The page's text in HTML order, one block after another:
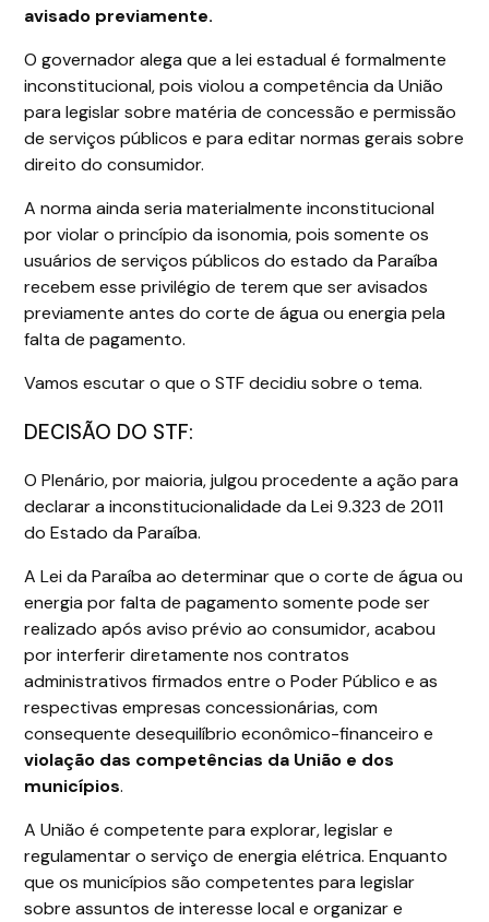
avisado previamente.
O governador alega que a lei estadual é formalmente
inconstitucional, pois violou a competência da União
para legislar sobre matéria de concessão e permissão
de serviços públicos e para editar normas gerais sobre
direito do consumidor.
A norma ainda seria materialmente inconstitucional
por violar o princípio da isonomia, pois somente os
usuários de serviços públicos do estado da Paraíba
recebem esse privilégio de terem que ser avisados
previamente antes do corte de água ou energia pela
falta de pagamento.
Vamos escutar o que o STF decidiu sobre o tema.
DECISÃO DO STF:
O Plenário, por maioria, julgou procedente a ação para
declarar a inconstitucionalidade da Lei 9.323 de 2011
do Estado da Paraíba.
A Lei da Paraíba ao determinar que o corte de água ou
energia por falta de pagamento somente pode ser
realizado após aviso prévio ao consumidor, acabou
por interferir diretamente nos contratos
administrativos firmados entre o Poder Público e as
respectivas empresas concessionárias, com
consequente desequilíbrio econômico-financeiro e
violação das competências da União e dos
municípios.
A União é competente para explorar, legislar e
regulamentar o serviço de energia elétrica. Enquanto
que os municípios são competentes para legislar
sobre assuntos de interesse local e organizar e